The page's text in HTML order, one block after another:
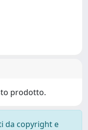
prodotto.
da copyright e